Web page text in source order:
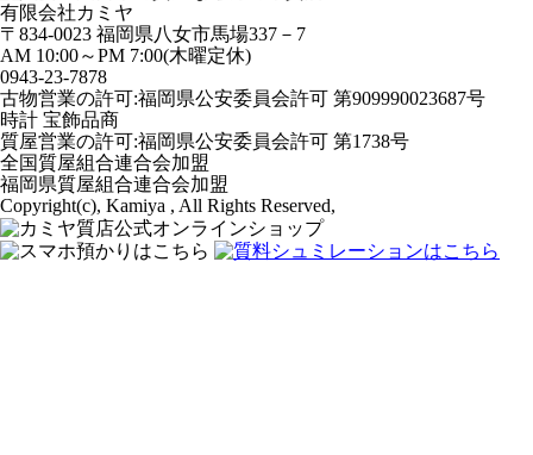
有限会社カミヤ
〒834-0023 福岡県八女市馬場337－7
AM 10:00～PM 7:00(木曜定休)
0943-23-7878
古物営業の許可:福岡県公安委員会許可 第909990023687号
時計 宝飾品商
質屋営業の許可:福岡県公安委員会許可 第1738号
全国質屋組合連合会加盟
福岡県質屋組合連合会加盟
Copyright(c), Kamiya , All Rights Reserved,